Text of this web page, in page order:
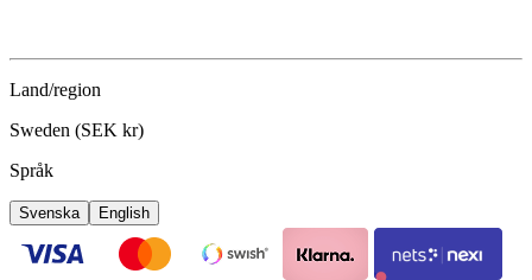
Land/region
Sweden (SEK kr)
Språk
Svenska English